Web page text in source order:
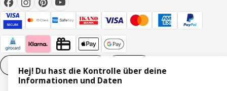
Hej! Du hast die Kontrolle über deine
Informationen und Daten